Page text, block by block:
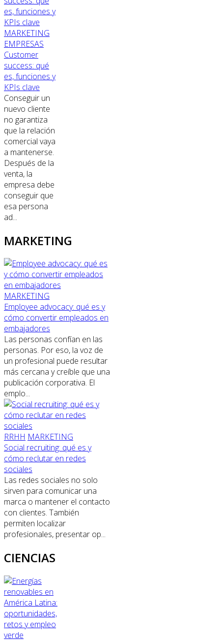
MARKETING
EMPRESAS
Customer
success: qué
es, funciones y
KPIs clave
Conseguir un
nuevo cliente
no garantiza
que la relación
comercial vaya
a mantenerse.
Después de la
venta, la
empresa debe
conseguir que
esa persona
ad...
MARKETING
MARKETING
Employee advocacy: qué es y
cómo convertir empleados en
embajadores
Las personas confían en las
personas. Por eso, la voz de
un profesional puede resultar
más cercana y creíble que una
publicación corporativa. El
emplo...
RRHH MARKETING
Social recruiting: qué es y
cómo reclutar en redes
sociales
Las redes sociales no solo
sirven para comunicar una
marca o mantener el contacto
con clientes. También
permiten localizar
profesionales, presentar op...
CIENCIAS